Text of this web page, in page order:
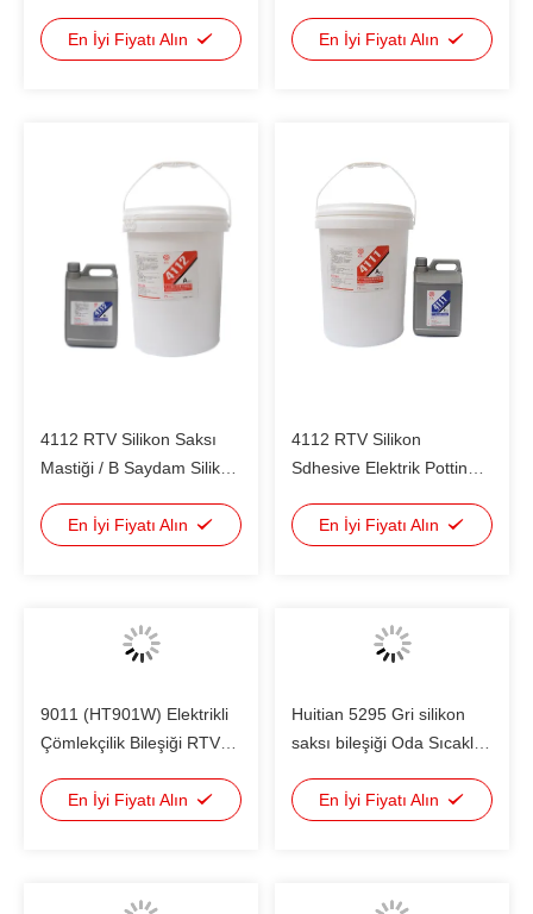
Yapıştırıcı
En İyi Fiyatı Alın
En İyi Fiyatı Alın
4112 RTV Silikon Saksı
Mastiği / B Saydam Silikon
En İyi Fiyatı Alın
4112 RTV Silikon
Sdhesive Elektrik Potting
yoğunlaşma tipi
En İyi Fiyatı Alın
9011 (HT901W) Elektrikli
Çömlekçilik Bileşiği RTV
sızdırmazlık
En İyi Fiyatı Alın
Huitian 5295 Gri silikon
saksı bileşiği Oda Sıcaklığı
maliyetEn İyi Fiyatı Alın